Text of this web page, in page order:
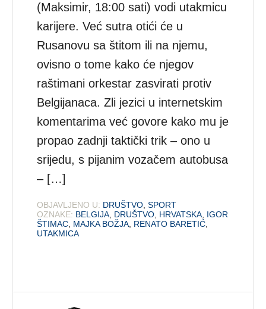
(Maksimir, 18:00 sati) vodi utakmicu
karijere. Već sutra otići će u
Rusanovu sa štitom ili na njemu,
ovisno o tome kako će njegov
raštimani orkestar zasvirati protiv
Belgijanaca. Zli jezici u internetskim
komentarima već govore kako mu je
propao zadnji taktički trik ‒ ono u
srijedu, s pijanim vozačem autobusa
‒ […]
OBJAVLJENO U: DRUŠTVO ,SPORT
OZNAKE: BELGIJA DRUŠTVO HRVATSKA IGOR
ŠTIMAC MAJKA BOŽJA RENATO BARETIĆ
UTAKMICA